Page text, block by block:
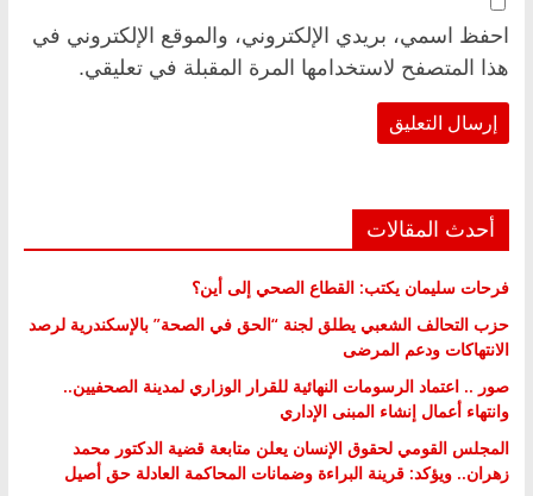
احفظ اسمي، بريدي الإلكتروني، والموقع الإلكتروني في
هذا المتصفح لاستخدامها المرة المقبلة في تعليقي.
أحدث المقالات
فرحات سليمان يكتب: القطاع الصحي إلى أين؟
حزب التحالف الشعبي يطلق لجنة “الحق في الصحة” بالإسكندرية لرصد
الانتهاكات ودعم المرضى
صور .. اعتماد الرسومات النهائية للقرار الوزاري لمدينة الصحفيين..
وانتهاء أعمال إنشاء المبنى الإداري
المجلس القومي لحقوق الإنسان يعلن متابعة قضية الدكتور محمد
زهران.. ويؤكد: قرينة البراءة وضمانات المحاكمة العادلة حق أصيل